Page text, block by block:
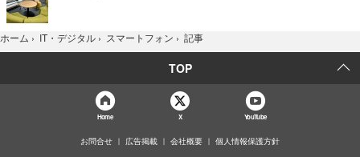
ホーム › IT・デジタル › スマートフォン › 記事
TOP
Home X YouTube
お問合せ 広告掲載 会社概要 個人情報保護方針